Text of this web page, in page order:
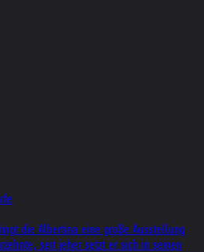
die Albertina eine große Ausstellung
seit jeher setzt er sich in seinen